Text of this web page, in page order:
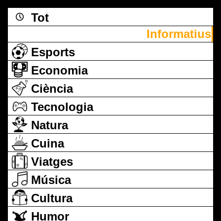
Tot
Informatius
Esports
Economia
Ciència
Tecnologia
Natura
Cuina
Viatges
Música
Cultura
Humor